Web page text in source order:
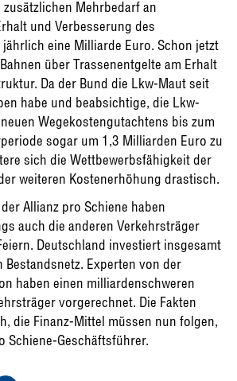
Mehrbedarf an
und Verbesserung des
jährlich eine Milliarde Euro. Schon jetzt
über Trassenentgelte am Erhalt
Da der Bund die Lkw-Maut seit
habe und beabsichtige, die Lkw-
Wegekostengutachtens bis zum
sogar um 1,3 Milliarden Euro zu
sich die Wettbewerbsfähigkeit der
weiteren Kostenerhöhung drastisch.
Allianz pro Schiene haben
auch die anderen Verkehrsträger
Deutschland investiert insgesamt
Bestandsnetz. Experten von der
haben einen milliardenschweren
vorgerechnet. Die Fakten
die Finanz-Mittel müssen nun folgen,
Schiene-Geschäftsführer.